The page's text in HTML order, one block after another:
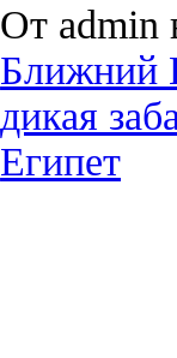
От admin
Ближний
дикая
Египет